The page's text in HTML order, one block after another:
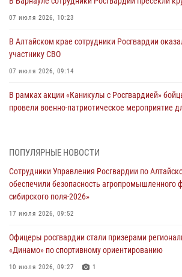
07 июля 2026, 10:23
В Алтайском крае сотрудники Росгвардии
участнику СВО
07 июля 2026, 09:14
В рамках акции «Каникулы с Росгвардией»
провели военно-патриотическое мероприятие
акции «Коробка храбрости»
Сотрудники Росгвардии провели встречу с
03 июля 2026, 04:03
Управление Росгвардии по Алтайскому краю
ПОПУЛЯРНЫЕ НОВОСТИ
Сотрудники Управления Росгвардии по
обеспечили безопасность агропромышленного
сибирского поля-2026»
17 июля 2026, 09:52
Офицеры росгвардии стали призерами
«Динамо» по спортивному ориентированию
10 июля 2026, 09:27 1